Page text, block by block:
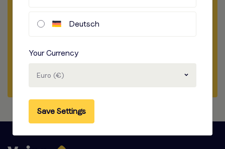
Briefing Beginnen
Sprechen Sie mit dem Voice-Over
Deutsch
Your Currency
Euro (€)
Save Settings